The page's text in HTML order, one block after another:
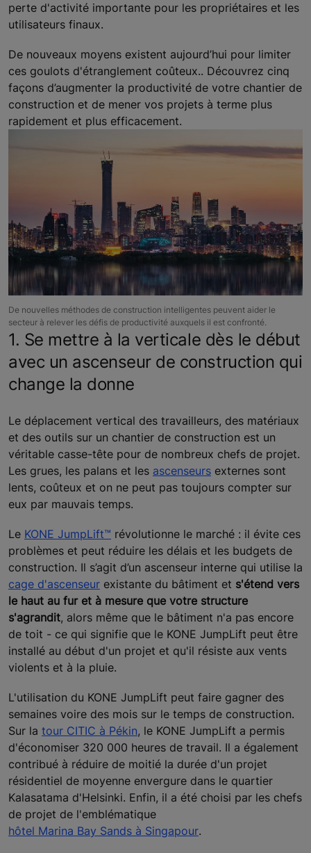
perte d'activité importante pour les propriétaires et les
utilisateurs finaux.
De nouveaux moyens existent aujourd’hui pour limiter
ces goulots d'étranglement coûteux.. Découvrez cinq
façons d’augmenter la productivité de votre chantier de
construction et de mener vos projets à terme plus
rapidement et plus efficacement.
De nouvelles méthodes de construction intelligentes peuvent aider le
secteur à relever les défis de productivité auxquels il est confronté.
1. Se mettre à la verticale dès le début
avec un ascenseur de construction qui
change la donne
Le déplacement vertical des travailleurs, des matériaux
et des outils sur un chantier de construction est un
véritable casse-tête pour de nombreux chefs de projet.
Les grues, les palans et les ascenseurs externes sont
lents, coûteux et on ne peut pas toujours compter sur
eux par mauvais temps.
Le KONE JumpLift™ révolutionne le marché : il évite ces
problèmes et peut réduire les délais et les budgets de
construction. Il s’agit d’un ascenseur interne qui utilise la
cage d'ascenseur existante du bâtiment et s'étend vers
le haut au fur et à mesure que votre structure
s'agrandit, alors même que le bâtiment n'a pas encore
de toit - ce qui signifie que le KONE JumpLift peut être
installé au début d'un projet et qu'il résiste aux vents
violents et à la pluie.
L'utilisation du KONE JumpLift peut faire gagner des
semaines voire des mois sur le temps de construction.
Sur la tour CITIC à Pékin, le KONE JumpLift a permis
d'économiser 320 000 heures de travail. Il a également
contribué à réduire de moitié la durée d'un projet
résidentiel de moyenne envergure dans le quartier
Kalasatama d'Helsinki. Enfin, il a été choisi par les chefs
de projet de l'emblématique
hôtel Marina Bay Sands à Singapour.